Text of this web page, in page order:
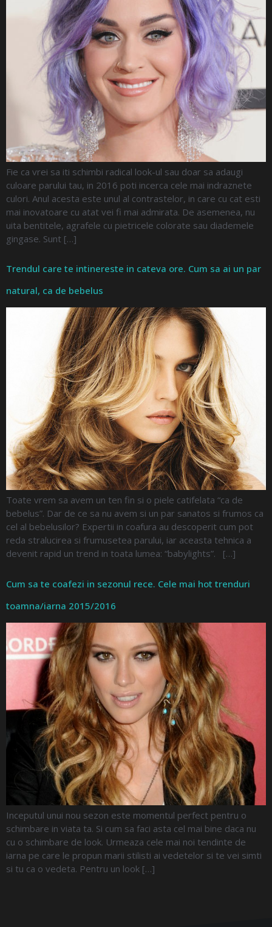
Fie ca vrei sa iti schimbi radical look-ul sau doar sa adaugi
culoare parului tau, in 2016 poti incerca cele mai indraznete
culori. Anul acesta este unul al contrastelor, in care cu cat esti
mai inovatoare cu atat vei fi mai admirata. De asemenea, nu
uita bentitele, agrafele cu pietricele colorate sau diademele
gingase. Sunt […]
Trendul care te intinereste in cateva ore. Cum sa ai un par
natural, ca de bebelus
Toate vrem sa avem un ten fin si o piele catifelata “ca de
bebelus”. Dar de ce sa nu avem si un par sanatos si frumos ca
cel al bebelusilor? Expertii in coafura au descoperit cum pot
reda stralucirea si frumusetea parului, iar aceasta tehnica a
devenit rapid un trend in toata lumea: “babylights”. […]
Cum sa te coafezi in sezonul rece. Cele mai hot trenduri
toamna/iarna 2015/2016
Inceputul unui nou sezon este momentul perfect pentru o
schimbare in viata ta. Si cum sa faci asta cel mai bine daca nu
cu o schimbare de look. Urmeaza cele mai noi tendinte de
iarna pe care le propun marii stilisti ai vedetelor si te vei simti
si tu ca o vedeta. Pentru un look […]